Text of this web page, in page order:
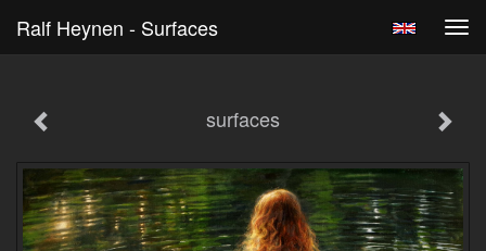
Ralf Heynen - Surfaces
surfaces